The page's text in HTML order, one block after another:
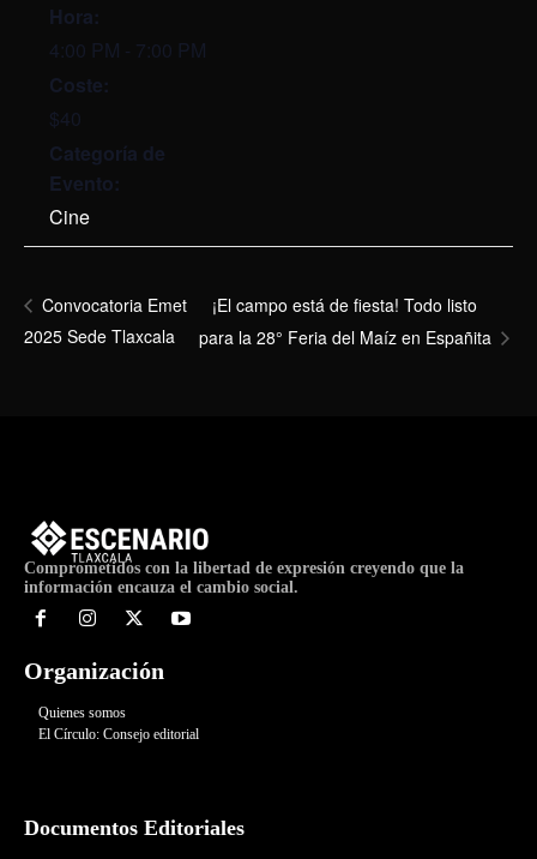
Hora:
4:00 PM - 7:00 PM
Coste:
$40
Categoría de
Evento:
Cine
Convocatoria Emet
2025 Sede Tlaxcala
¡El campo está de fiesta! Todo listo
para la 28° Feria del Maíz en Españita
Comprometidos con la libertad de expresión creyendo que la
información encauza el cambio social.
Organización
Quienes somos
El Círculo: Consejo editorial
Documentos Editoriales